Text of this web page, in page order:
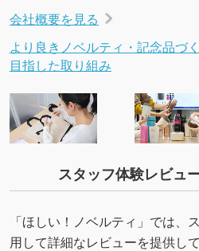
会社概要を見る
より良きノベルティ・記念品づ
目指した取り組み
スタッフ体験レビュ
「ほしい！ノベルティ」では、
用して詳細なレビューを提供して